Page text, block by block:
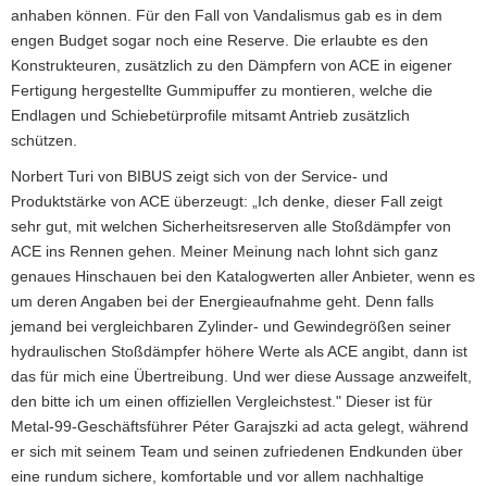
anhaben können. Für den Fall von Vandalismus gab es in dem
engen Budget sogar noch eine Reserve. Die erlaubte es den
Konstrukteuren, zusätzlich zu den Dämpfern von ACE in eigener
Fertigung hergestellte Gummipuffer zu montieren, welche die
Endlagen und Schiebetürprofile mitsamt Antrieb zusätzlich
schützen.
Norbert Turi von BIBUS zeigt sich von der Service- und
Produktstärke von ACE überzeugt: „Ich denke, dieser Fall zeigt
sehr gut, mit welchen Sicherheitsreserven alle Stoßdämpfer von
ACE ins Rennen gehen. Meiner Meinung nach lohnt sich ganz
genaues Hinschauen bei den Katalogwerten aller Anbieter, wenn es
um deren Angaben bei der Energieaufnahme geht. Denn falls
jemand bei vergleichbaren Zylinder- und Gewindegrößen seiner
hydraulischen Stoßdämpfer höhere Werte als ACE angibt, dann ist
das für mich eine Übertreibung. Und wer diese Aussage anzweifelt,
den bitte ich um einen offiziellen Vergleichstest." Dieser ist für
Metal-99-Geschäftsführer Péter Garajszki ad acta gelegt, während
er sich mit seinem Team und seinen zufriedenen Endkunden über
eine rundum sichere, komfortable und vor allem nachhaltige